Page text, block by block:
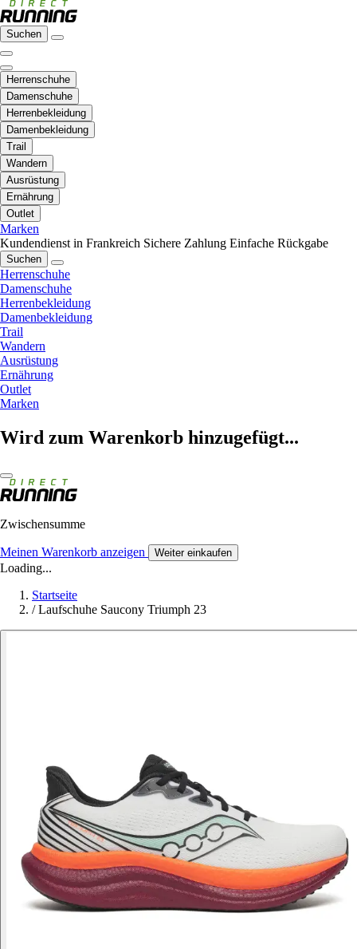
Suchen
Herrenschuhe
Damenschuhe
Herrenbekleidung
Damenbekleidung
Trail
Wandern
Ausrüstung
Ernährung
Outlet
Marken
Kundendienst in Frankreich Sichere Zahlung Einfache Rückgabe
Suchen
Herrenschuhe
Damenschuhe
Herrenbekleidung
Damenbekleidung
Trail
Wandern
Ausrüstung
Ernährung
Outlet
Marken
Wird zum Warenkorb hinzugefügt...
Zwischensumme
Meinen Warenkorb anzeigen Weiter einkaufen
Loading...
Startseite
/ Laufschuhe Saucony Triumph 23